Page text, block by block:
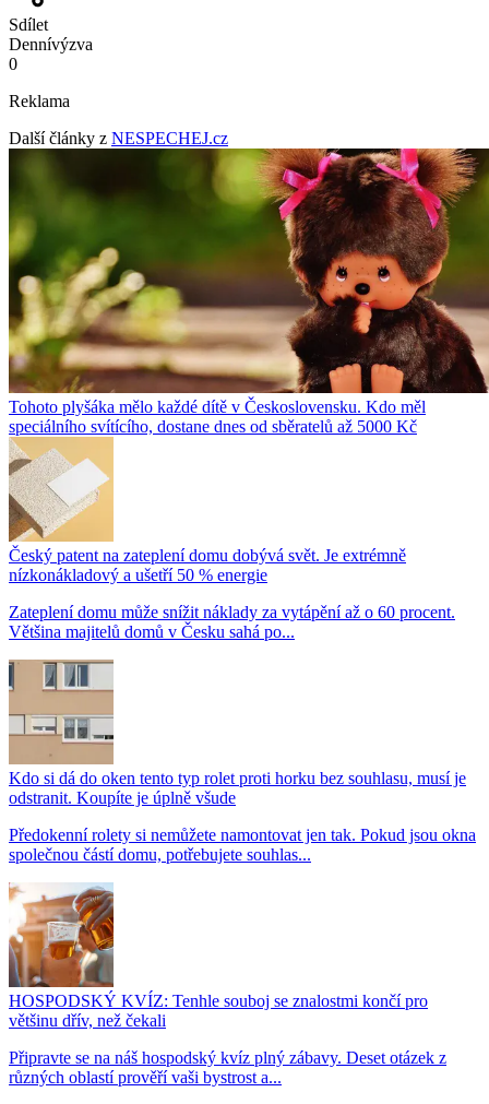
Sdílet
Dennívýzva
0
Reklama
Další články z NESPECHEJ.cz
Tohoto plyšáka mělo každé dítě v Československu. Kdo měl
speciálního svítícího, dostane dnes od sběratelů až 5000 Kč
Český patent na zateplení domu dobývá svět. Je extrémně
nízkonákladový a ušetří 50 % energie
Zateplení domu může snížit náklady za vytápění až o 60 procent.
Většina majitelů domů v Česku sahá po...
Kdo si dá do oken tento typ rolet proti horku bez souhlasu, musí je
odstranit. Koupíte je úplně všude
Předokenní rolety si nemůžete namontovat jen tak. Pokud jsou okna
společnou částí domu, potřebujete souhlas...
HOSPODSKÝ KVÍZ: Tenhle souboj se znalostmi končí pro
většinu dřív, než čekali
Připravte se na náš hospodský kvíz plný zábavy. Deset otázek z
různých oblastí prověří vaši bystrost a...